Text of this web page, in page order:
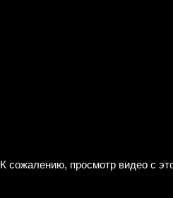
К сожалению, просмотр видео с